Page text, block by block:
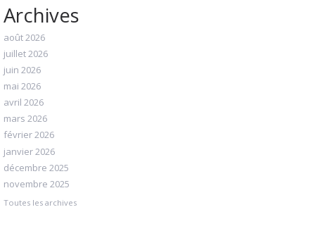
Archives
août 2026
juillet 2026
juin 2026
mai 2026
avril 2026
mars 2026
février 2026
janvier 2026
décembre 2025
novembre 2025
Toutes les archives